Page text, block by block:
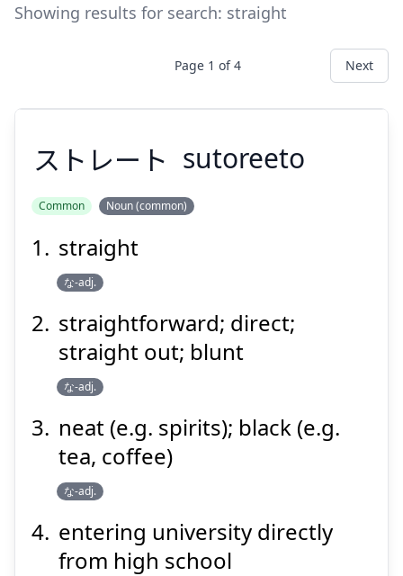
Showing results for search: straight
Page 1 of4 Next
Show answer
Suspend
ストレート sutoreeto
Common Noun (common)
straight
な-adj.
straightforward; direct;
straight out; blunt
な-adj.
neat (e.g. spirits); black (e.g.
tea, coffee)
な-adj.
entering university directly
from high school